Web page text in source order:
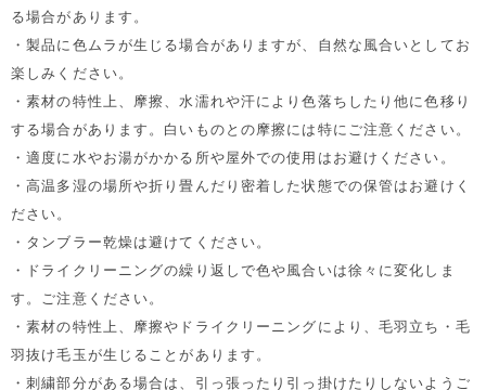
る場合があります。
・製品に色ムラが生じる場合がありますが、自然な風合いとしてお
楽しみください。
・素材の特性上、摩擦、水濡れや汗により色落ちしたり他に色移り
する場合があります。白いものとの摩擦には特にご注意ください。
・適度に水やお湯がかかる所や屋外での使用はお避けください。
・高温多湿の場所や折り畳んだり密着した状態での保管はお避けく
ださい。
・タンブラー乾燥は避けてください。
・ドライクリーニングの繰り返しで色や風合いは徐々に変化しま
す。ご注意ください。
・素材の特性上、摩擦やドライクリーニングにより、毛羽立ち・毛
羽抜け毛玉が生じることがあります。
・刺繍部分がある場合は、引っ張ったり引っ掛けたりしないようご